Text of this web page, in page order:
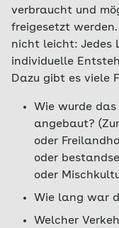
verbraucht und
freigesetzt
nicht leicht: Jedes
individuelle
Dazu gibt es viele
Wie wurde
angebaut?
oder
oder
oder
Wie lang war
Welcher